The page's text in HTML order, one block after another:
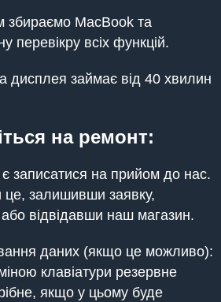
збираємо MacBook та
перевікру всіх функцій.
дисплея займає від 40 хвилин
на ремонт:
на прийом до нас.
це, залишивши заявку,
відвідавши наш магазин.
даних (якщо це можливо):
клавіатури резервне
якщо у цьому буде